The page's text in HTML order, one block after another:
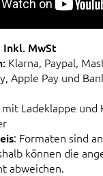
Inkl. MwSt
Klarna, Paypal,
Apple Pay und
mit Ladeklappe und
: Formaten sind
können die
abweichen.